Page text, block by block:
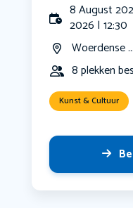
8 August
2026 | 12:30
Woerdense ...
8 plekken
Kunst & Cultuur